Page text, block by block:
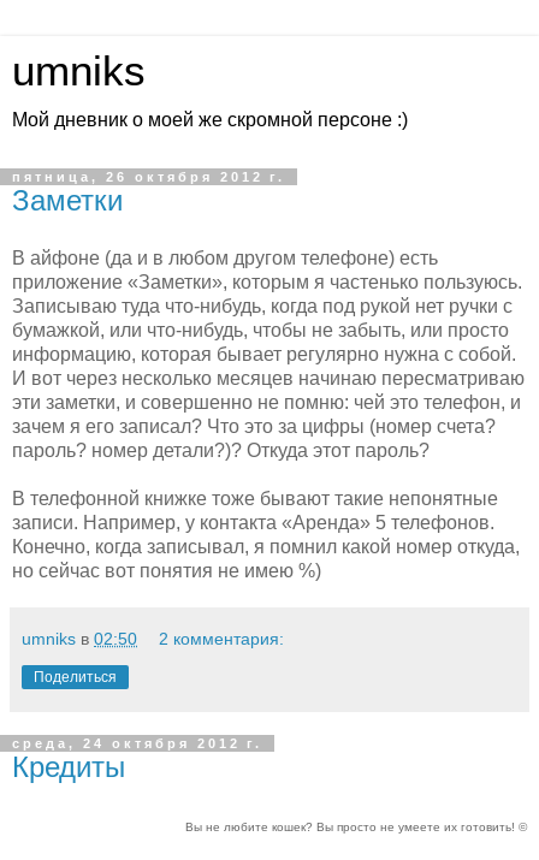
umniks
Мой дневник о моей же скромной персоне :)
пятница, 26 октября 2012 г.
Заметки
В айфоне (да и в любом другом телефоне) есть
приложение «Заметки», которым я частенько пользуюсь.
Записываю туда что-нибудь, когда под рукой нет ручки с
бумажкой, или что-нибудь, чтобы не забыть, или просто
информацию, которая бывает регулярно нужна с собой.
И вот через несколько месяцев начинаю пересматриваю
эти заметки, и совершенно не помню: чей это телефон, и
зачем я его записал? Что это за цифры (номер счета?
пароль? номер детали?)? Откуда этот пароль?
В телефонной книжке тоже бывают такие непонятные
записи. Например, у контакта «Аренда» 5 телефонов.
Конечно, когда записывал, я помнил какой номер откуда,
но сейчас вот понятия не имею %)
umniks в 02:50 2 комментария:
Поделиться
среда, 24 октября 2012 г.
Кредиты
Вы не любите кошек? Вы просто не умеете их готовить! ©